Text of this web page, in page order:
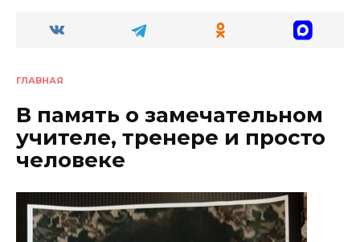
ГЛАВНАЯ
В память о замечательном
учителе, тренере и просто
человеке